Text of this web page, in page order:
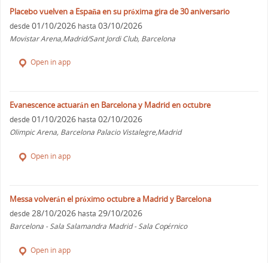
Placebo vuelven a España en su próxima gira de 30 aniversario
desde 01/10/2026 hasta 03/10/2026
Movistar Arena,Madrid/Sant Jordi Club, Barcelona
Open in app
Evanescence actuarán en Barcelona y Madrid en octubre
desde 01/10/2026 hasta 02/10/2026
Olimpic Arena, Barcelona Palacio Vistalegre,Madrid
Open in app
Messa volverán el próximo octubre a Madrid y Barcelona
desde 28/10/2026 hasta 29/10/2026
Barcelona - Sala Salamandra Madrid - Sala Copérnico
Open in app